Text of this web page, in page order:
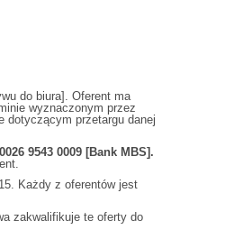
do biura]. Oferent ma
wyznaczonym przez
dotyczącym przetargu danej
9543 0009 [Bank MBS].
Każdy z oferentów jest
zakwalifikuje te oferty do